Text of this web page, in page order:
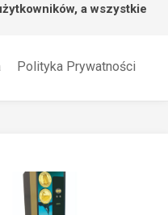
a wszystkie
Polityka Prywatności